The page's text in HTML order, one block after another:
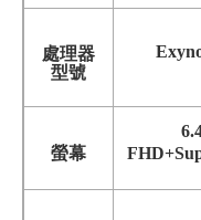
處理器
型號
螢幕